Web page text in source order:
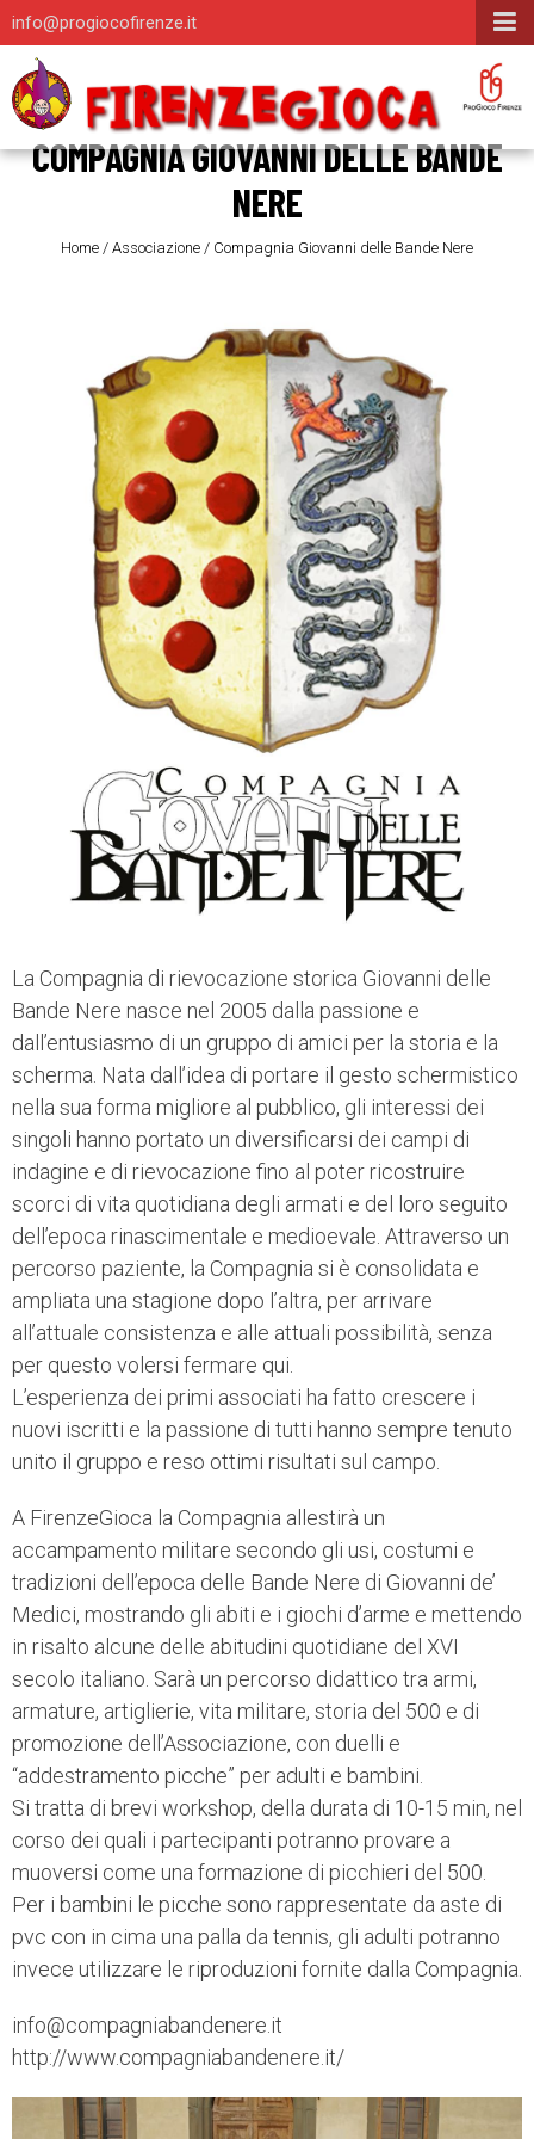
info@progiocofirenze.it
COMPAGNIA GIOVANNI DELLE BANDE
NERE
Home / Associazione / Compagnia Giovanni delle Bande Nere
La Compagnia di rievocazione storica Giovanni delle
Bande Nere nasce nel 2005 dalla passione e
dall’entusiasmo di un gruppo di amici per la storia e la
scherma. Nata dall’idea di portare il gesto schermistico
nella sua forma migliore al pubblico, gli interessi dei
singoli hanno portato un diversificarsi dei campi di
indagine e di rievocazione fino al poter ricostruire
scorci di vita quotidiana degli armati e del loro seguito
dell’epoca rinascimentale e medioevale. Attraverso un
percorso paziente, la Compagnia si è consolidata e
ampliata una stagione dopo l’altra, per arrivare
all’attuale consistenza e alle attuali possibilità, senza
per questo volersi fermare qui.
L’esperienza dei primi associati ha fatto crescere i
nuovi iscritti e la passione di tutti hanno sempre tenuto
unito il gruppo e reso ottimi risultati sul campo.
A FirenzeGioca la Compagnia allestirà un
accampamento militare secondo gli usi, costumi e
tradizioni dell’epoca delle Bande Nere di Giovanni de’
Medici, mostrando gli abiti e i giochi d’arme e mettendo
in risalto alcune delle abitudini quotidiane del XVI
secolo italiano. Sarà un percorso didattico tra armi,
armature, artiglierie, vita militare, storia del 500 e di
promozione dell’Associazione, con duelli e
“addestramento picche” per adulti e bambini.
Si tratta di brevi workshop, della durata di 10-15 min, nel
corso dei quali i partecipanti potranno provare a
muoversi come una formazione di picchieri del 500.
Per i bambini le picche sono rappresentate da aste di
pvc con in cima una palla da tennis, gli adulti potranno
invece utilizzare le riproduzioni fornite dalla Compagnia.
info@compagniabandenere.it
http://www.compagniabandenere.it/